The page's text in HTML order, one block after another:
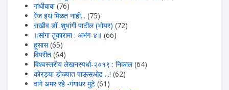
गांधीबाबा (76)
रेंज इथं मिळत नाही... (75)
राखीव डॉ. शुभांगी पाटील (भोयर) (72)
॥सांगा तुकारामा : अभंग-४॥ (66)
हूसास (65)
विपरीत (64)
विश्वस्तरीय लेखनस्पर्धा-२०१९ : निकाल (64)
कोरड्या डोळ्यात पाऊसओढ ...! (62)
वांगे अमर रहे -गंगाधर मुटे (61)